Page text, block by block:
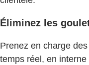
Éliminez les
Prenez en charge
temps réel, en